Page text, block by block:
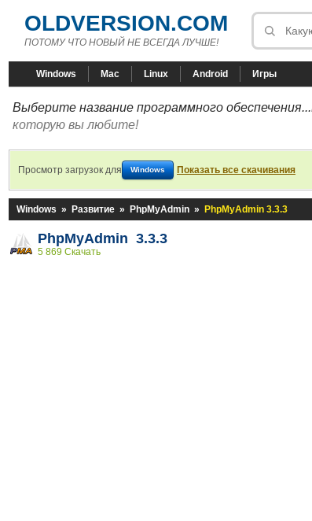
OLDVERSION.COM
ПОТОМУ ЧТО НОВЫЙ НЕ ВСЕГДА ЛУЧШЕ!
Windows Mac Linux Android Игры
Выберите название программного обеспечения...
которую вы любите!
Просмотр загрузок для Windows Показать все скачивания
Windows » Развитие » PhpMyAdmin » PhpMyAdmin 3.3.3
PhpMyAdmin 3.3.3
5 869 Скачать